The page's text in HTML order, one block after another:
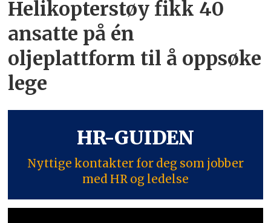
Helikopterstøy fikk 40
ansatte på én
oljeplattform til å oppsøke
lege
HR-GUIDEN
Nyttige kontakter for deg som jobber
med HR og ledelse